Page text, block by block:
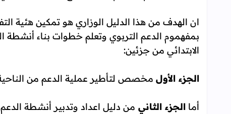
ان الهدف من هذا الدليل الوزاري هو تمكين هئية
بمفهموم الدعم التربوي وتعلم خطوات بناء أنشطة
الابتدائي من جزئين:
الجزء الأول مخصص لتأطير عملية الدعم من
أما الجزء الثاني من دليل اعداد وتدبير أنشطة